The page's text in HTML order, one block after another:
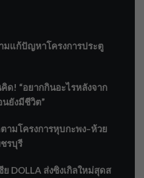
มแก้ปัญหาโครงการประตู
ด! “อยากกินอะไรหลังจาก
ยังมีชีวิต”
ามโครงการหุบกะพง–ห้วย
รบุรี
ย DOLLA ส่งซิงเกิลใหม่สุดส